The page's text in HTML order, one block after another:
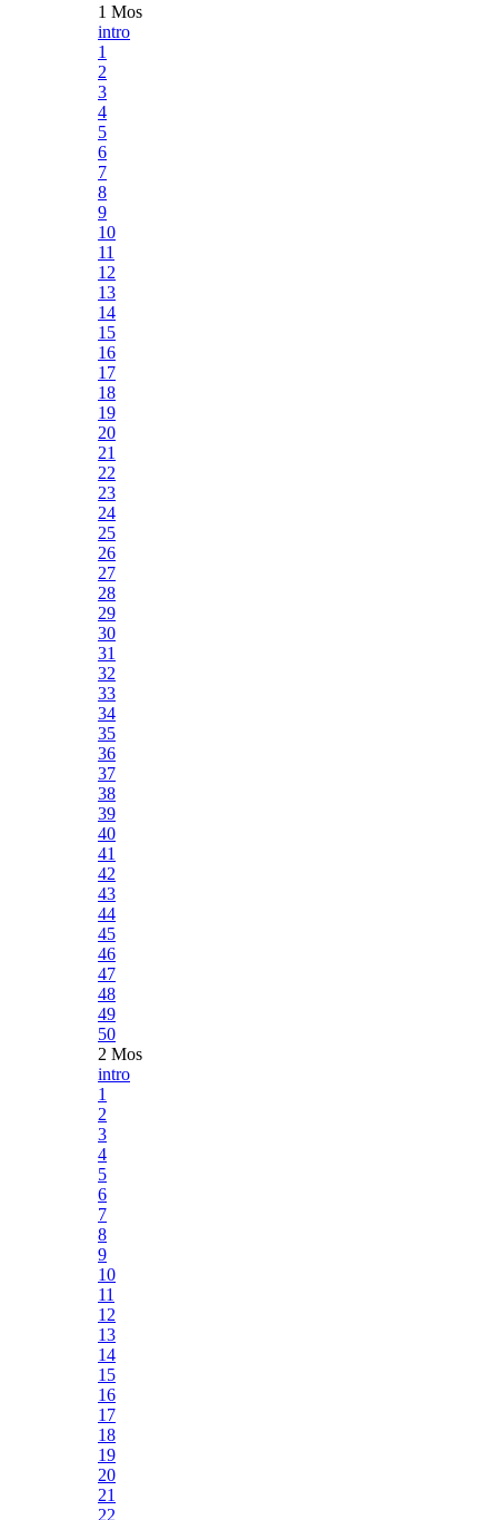
1 Mos
intro
1
2
3
4
5
6
7
8
9
10
11
12
13
14
15
16
17
18
19
20
21
22
23
24
25
26
27
28
29
30
31
32
33
34
35
36
37
38
39
40
41
42
43
44
45
46
47
48
49
50
2 Mos
intro
1
2
3
4
5
6
7
8
9
10
11
12
13
14
15
16
17
18
19
20
21
22